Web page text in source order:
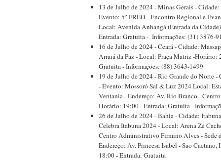
13 de Julho de 2024 - Minas Gerais -
Evento: 5º EREO - Encontro Regional e
Local: Avenida Anhangá (Entrada da
Entrada: Gratuita - Informações: (31) 3876-
16 de Julho de 2024 - Ceará - Cidade:
Arraiá da Paz - Local: Praça Matriz -Horário:
Gratuita - Informações: (88) 3643-1499
19 de Julho de 2024 - Rio Grande do Norte
- Evento: Mossoró Sal & Luz 2024 Local:
Ventania - Endereço: Av. Rio Branco -
Horário: 19:00 - Entrada: Gratuita -
26 de Julho de 2024 - Bahia - Cidade:
Celebra Itabuna 2024 - Local: Arena Zé
Centro Administrativo Firmino Alves - Sede
Endereço: Av. Princesa Isabel - São
18:00 - Entrada: Gratuita